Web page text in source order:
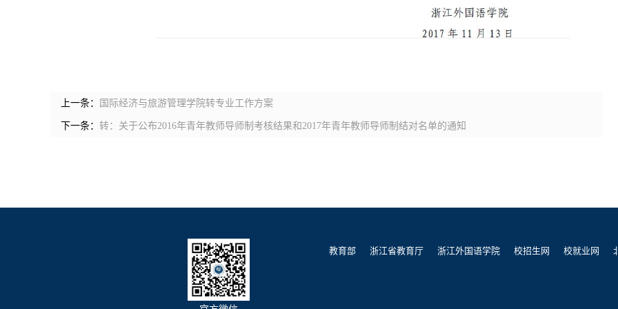
上一条： 国际经济与旅游管理学院转专业工作方案
下一条： 转：关于公布2016年青年教师导师制考核结果和2017年青年教师导师制结对名单的通知
教育部 浙江省教育厅 浙江外国语学院 校招生网 校就业网